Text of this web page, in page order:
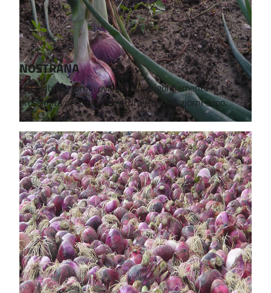
NOSTRANA
Più bulbosa, forma ovale, ha un rigonfiamento in
prossimità del ciuffo e matura circa 15 giorni dopo.